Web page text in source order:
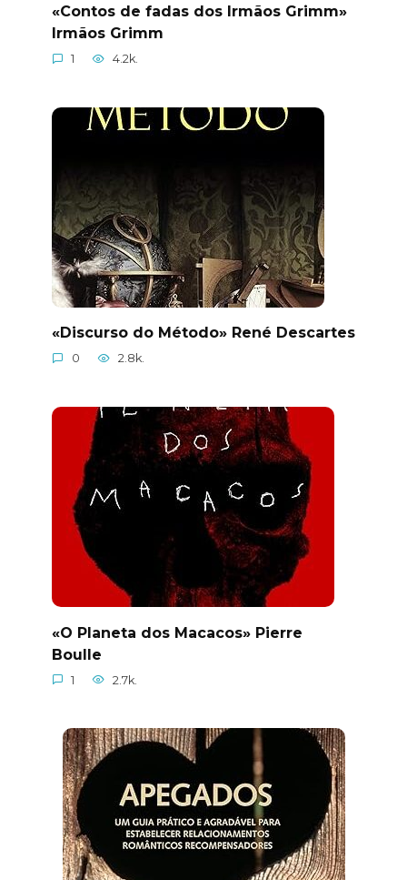
«Contos de fadas dos Irmãos Grimm»
Irmãos Grimm
1 4.2k.
«Discurso do Método» René Descartes
0 2.8k.
«O Planeta dos Macacos» Pierre
Boulle
1 2.7k.